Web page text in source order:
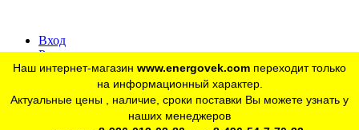
Вход
Регистрация
Для юр. лиц:+7 (926) 012-02-80
Наш интернет-магазин www.energovek.com переходит только
на информационный характер.
Актуальные цены , наличие, сроки поставки Вы можете узнать у
наших менеджеров